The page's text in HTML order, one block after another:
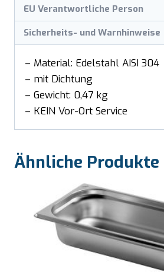
EU Verantwortliche Person
Sicherheits- und Warnhinweise
– Material: Edelstahl AISI 304
– mit Dichtung
– Gewicht: 0,47 kg
– KEIN Vor-Ort Service
Ähnliche Produkte